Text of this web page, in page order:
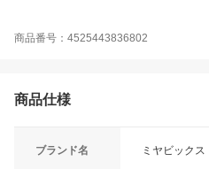
商品番号：4525443836802
商品仕様
ブランド名 ミヤビックス